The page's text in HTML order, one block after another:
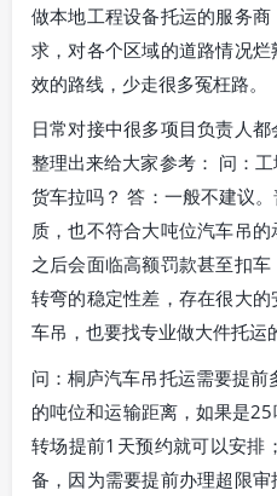
做本地工程设备托运的服务
求，对各个区域的道路情况
效的路线，少走很多冤枉路。
日常对接中很多项目负责人
整理出来给大家参考： 问：
货车拉吗？ 答：一般不建议
质，也不符合大吨位汽车吊
之后会面临高额罚款甚至扣车
转弯的稳定性差，存在很大
车吊，也要找专业做大件托运
问：桐庐汽车吊托运需要提
的吨位和运输距离，如果是
转场提前1天预约就可以安排
备，因为需要提前办理超限